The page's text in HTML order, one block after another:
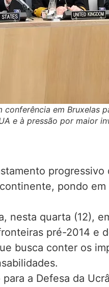
conferência em Bruxelas
e à pressão por maior
pondo
nesta quarta (12),
pré-2014 e
busca conter os
a Defesa da